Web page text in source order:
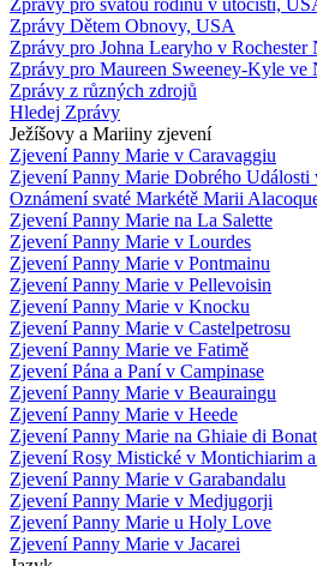
Zprávy Dětem Obnovy, USA
Zprávy pro Johna Learyho v Rochester
Zprávy pro Maureen Sweeney-Kyle
Zprávy z různých zdrojů
Hledej Zprávy
Ježíšovy a Mariiny zjevení
Zjevení Panny Marie v Caravaggiu
Zjevení Panny Marie Dobrého Události
Oznámení svaté Markétě Marii
Zjevení Panny Marie na La Salette
Zjevení Panny Marie v Lourdes
Zjevení Panny Marie v Pontmainu
Zjevení Panny Marie v Pellevoisin
Zjevení Panny Marie v Knocku
Zjevení Panny Marie v Castelpetrosu
Zjevení Panny Marie ve Fatimě
Zjevení Pána a Paní v Campinase
Zjevení Panny Marie v Beauraingu
Zjevení Panny Marie v Heede
Zjevení Panny Marie na Ghiaie di
Zjevení Rosy Mistické v Montichiarim
Zjevení Panny Marie v Garabandalu
Zjevení Panny Marie v Medjugorji
Zjevení Panny Marie u Holy Love
Zjevení Panny Marie v Jacarei